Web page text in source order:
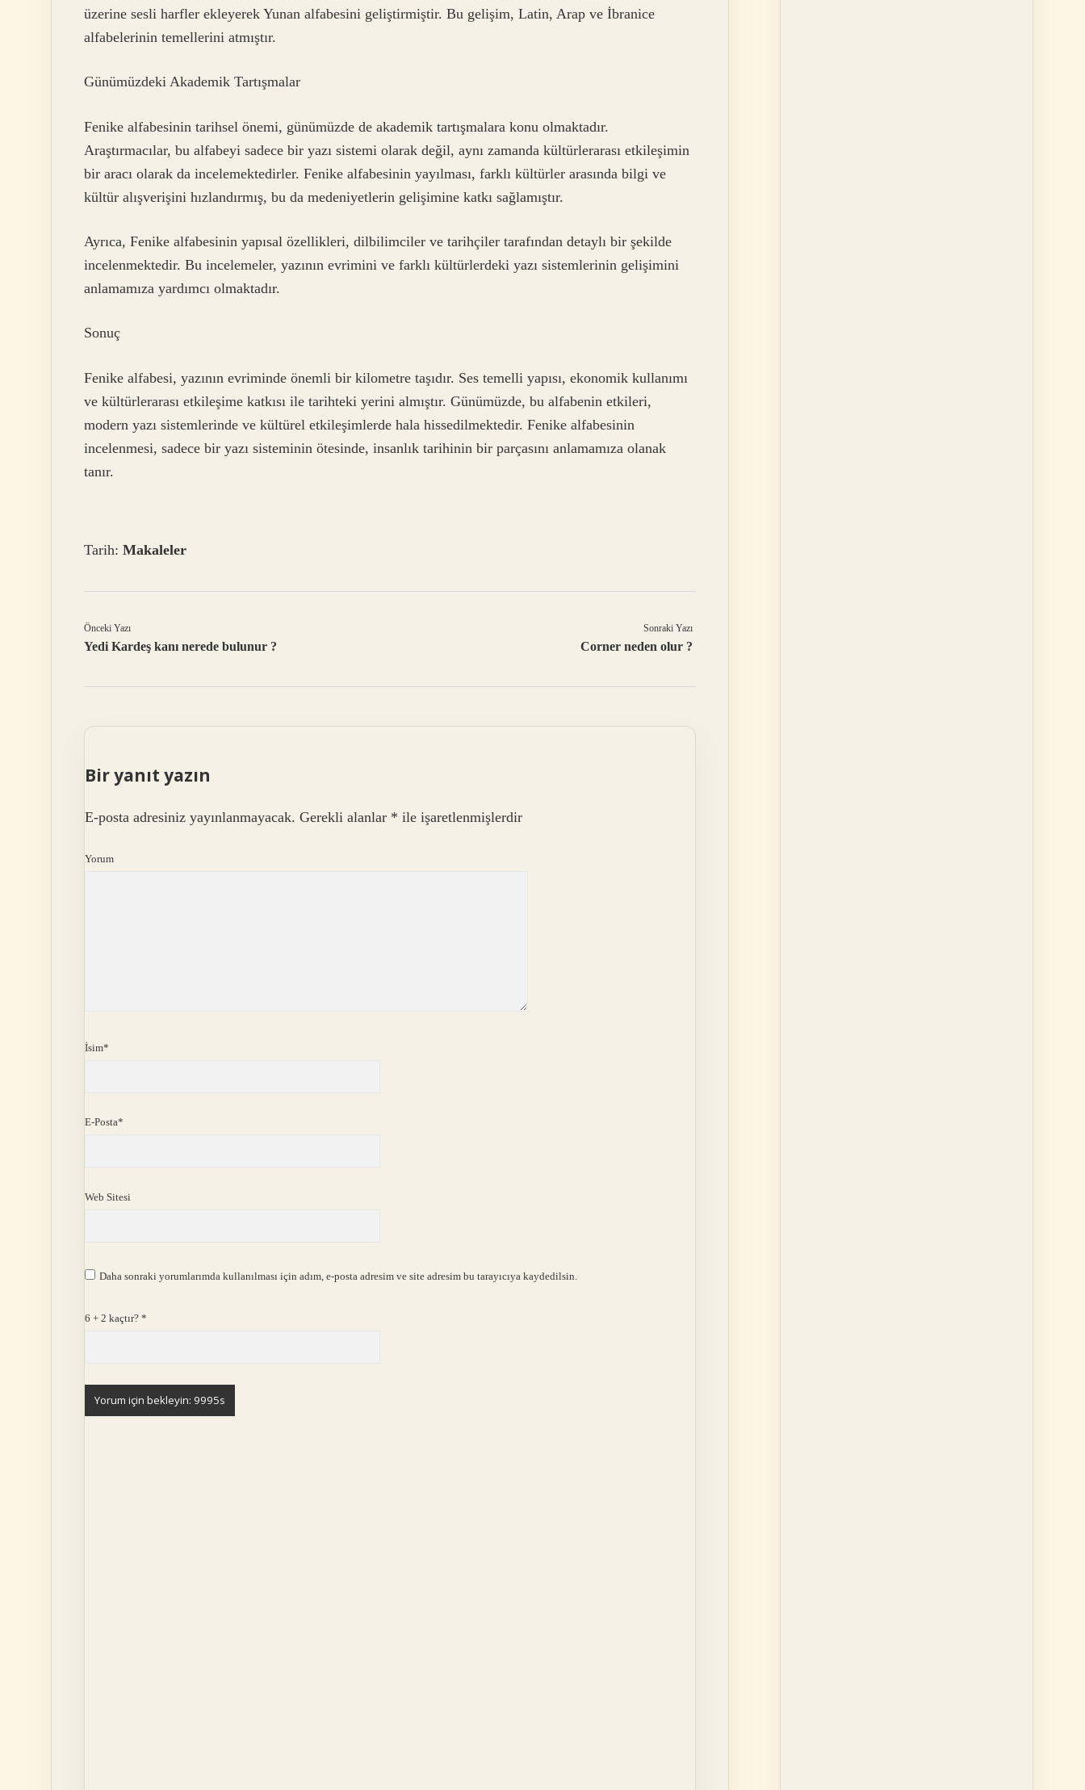
üzerine sesli harfler ekleyerek Yunan alfabesini geliştirmiştir. Bu gelişim, Latin, Arap ve İbranice
alfabelerinin temellerini atmıştır.
Günümüzdeki Akademik Tartışmalar
Fenike alfabesinin tarihsel önemi, günümüzde de akademik tartışmalara konu olmaktadır.
Araştırmacılar, bu alfabeyi sadece bir yazı sistemi olarak değil, aynı zamanda kültürlerarası etkileşimin
bir aracı olarak da incelemektedirler. Fenike alfabesinin yayılması, farklı kültürler arasında bilgi ve
kültür alışverişini hızlandırmış, bu da medeniyetlerin gelişimine katkı sağlamıştır.
Ayrıca, Fenike alfabesinin yapısal özellikleri, dilbilimciler ve tarihçiler tarafından detaylı bir şekilde
incelenmektedir. Bu incelemeler, yazının evrimini ve farklı kültürlerdeki yazı sistemlerinin gelişimini
anlamamıza yardımcı olmaktadır.
Sonuç
Fenike alfabesi, yazının evriminde önemli bir kilometre taşıdır. Ses temelli yapısı, ekonomik kullanımı
ve kültürlerarası etkileşime katkısı ile tarihteki yerini almıştır. Günümüzde, bu alfabenin etkileri,
modern yazı sistemlerinde ve kültürel etkileşimlerde hala hissedilmektedir. Fenike alfabesinin
incelenmesi, sadece bir yazı sisteminin ötesinde, insanlık tarihinin bir parçasını anlamamıza olanak
tanır.
Tarih: Makaleler
Önceki Yazı
Yedi Kardeş kanı nerede bulunur ?
Sonraki Yazı
Corner neden olur ?
Bir yanıt yazın
E-posta adresiniz yayınlanmayacak. Gerekli alanlar * ile işaretlenmişlerdir
Yorum
İsim*
E-Posta*
Web Sitesi
Daha sonraki yorumlarımda kullanılması için adım, e-posta adresim ve site adresim bu tarayıcıya kaydedilsin.
6 + 2 kaçtır? *